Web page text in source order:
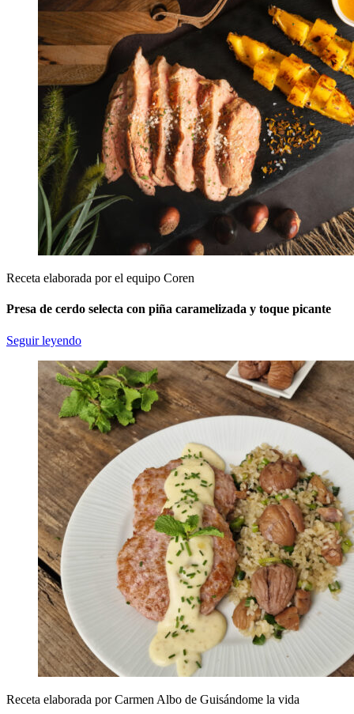
Receta elaborada por el equipo Coren
Presa de cerdo selecta con piña caramelizada y toque picante
Seguir leyendo
Receta elaborada por Carmen Albo de Guisándome la vida